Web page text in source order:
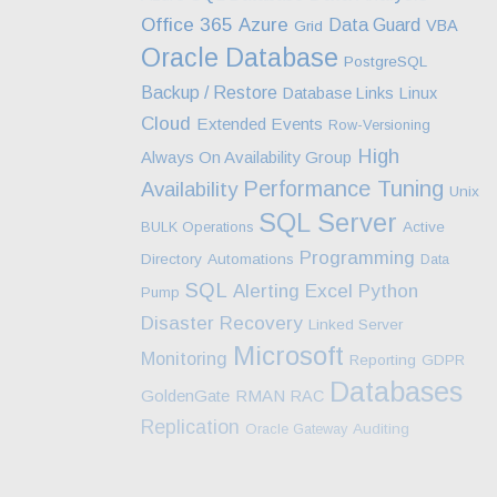
Office 365 Azure Grid Data Guard VBA
Oracle Database PostgreSQL
Backup / Restore Database Links Linux
Cloud Extended Events Row-Versioning
Always On Availability Group High
Availability Performance Tuning Unix
BULK Operations SQL Server Active
Directory Automations Programming Data
Pump SQL Alerting Excel Python
Disaster Recovery Linked Server
Monitoring Microsoft Reporting GDPR
GoldenGate RMAN RAC Databases
Replication Oracle Gateway Auditing